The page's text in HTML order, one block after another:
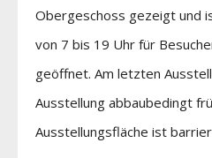
Obergeschoss gezeigt und
von 7 bis 19 Uhr für
geöffnet. Am letzten
Ausstellung abbaubedingt
Ausstellungsfläche ist